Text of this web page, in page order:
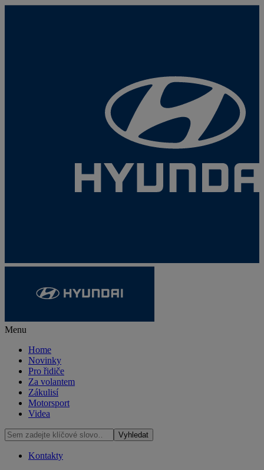
Menu
Home
Novinky
Pro řidiče
Za volantem
Zákulisí
Motorsport
Videa
Kontakty